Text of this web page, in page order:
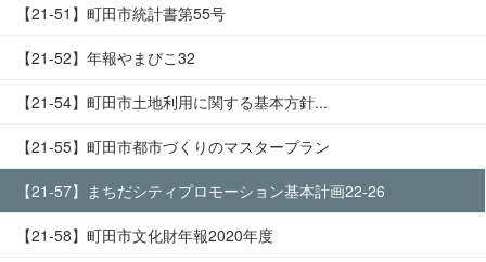
【21-51】町田市統計書第55号
【21-52】年報やまびこ32
【21-54】町田市土地利用に関する基本方針...
【21-55】町田市都市づくりのマスタープラン
【21-57】まちだシティプロモーション基本計画22-26
【21-58】町田市文化財年報2020年度